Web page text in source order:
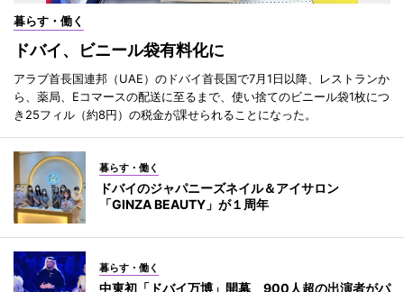
暮らす・働く
ドバイ、ビニール袋有料化に
アラブ首長国連邦（UAE）のドバイ首長国で7月1日以降、レストランか
ら、薬局、Eコマースの配送に至るまで、使い捨てのビニール袋1枚につ
き25フィル（約8円）の税金が課せられることになった。
暮らす・働く
ドバイのジャパニーズネイル＆アイサロン
「GINZA BEAUTY」が１周年
暮らす・働く
中東初「ドバイ万博」開幕 900人超の出演者がパ